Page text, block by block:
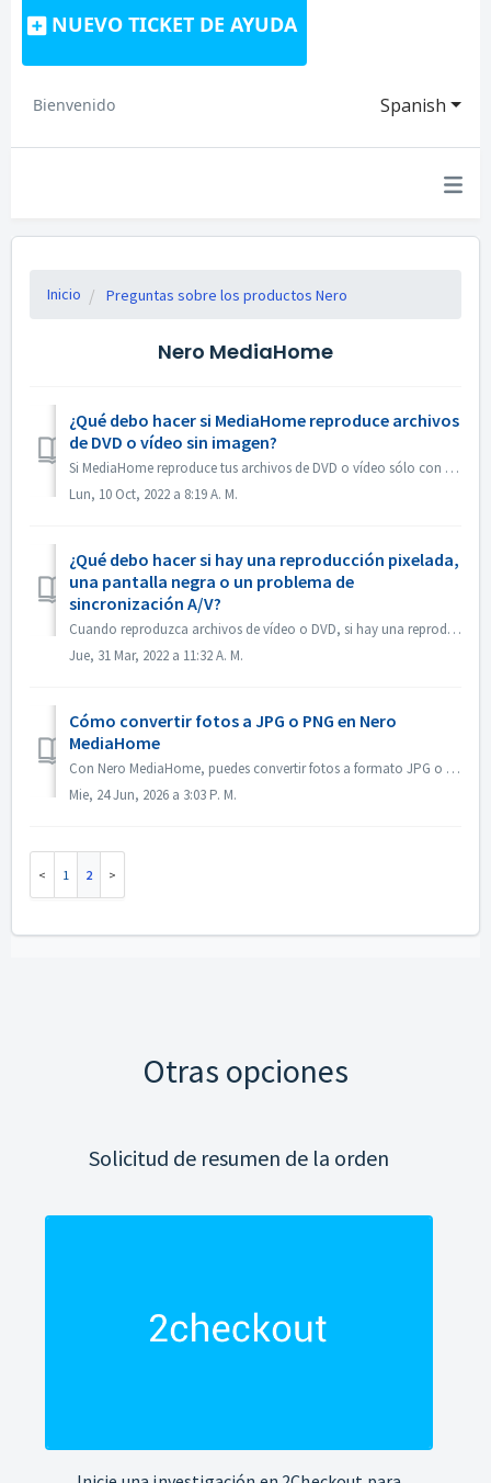
NUEVO TICKET DE AYUDA
Spanish
Bienvenido
Inicio Preguntas sobre los productos Nero
Nero MediaHome
¿Qué debo hacer si MediaHome reproduce archivos
de DVD o vídeo sin imagen?
Si MediaHome reproduce tus archivos de DVD o vídeo sólo con audio pero sin imagen, o la imagen parpadea de forma anormal, abre las Opciones de MediaHome -&g...
Lun, 10 Oct, 2022 a 8:19 A. M.
¿Qué debo hacer si hay una reproducción pixelada,
una pantalla negra o un problema de
sincronización A/V?
Cuando reproduzca archivos de vídeo o DVD, si hay una reproducción pixelada, una pantalla negra o un problema de sincronización A/V, por favor vaya a MediaH...
Jue, 31 Mar, 2022 a 11:32 A. M.
Cómo convertir fotos a JPG o PNG en Nero
MediaHome
Con Nero MediaHome, puedes convertir fotos a formato JPG o PNG. Consulta la siguiente captura de pantalla para saber cómo hacerlo:
Mie, 24 Jun, 2026 a 3:03 P. M.
1 2
Otras opciones
Solicitud de resumen de la orden